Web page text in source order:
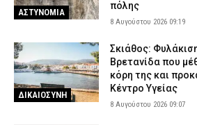
ΑΣΤΥΝΟΜΙΑ
πόλης
8 Αυγούστου 2026 09:19
ΔΙΚΑΙΟΣΥΝΗ
Σκιάθος:
Βρετανίδα που
κόρη της και
Κέντρο Υγείας
8 Αυγούστου 2026 09:07